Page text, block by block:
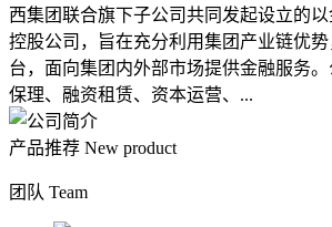
西集团联合旗下子公司共同发起设立的
控股公司，旨在充分利用集团产业链优
台，面向集团内外部市场提供金融服务
保理、融资租赁、资本运营、...
产品推荐 New product
团队 Team